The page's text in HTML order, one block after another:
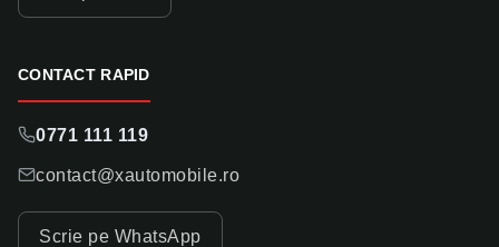
CONTACT RAPID
0771 111 119
contact@xautomobile.ro
Scrie pe WhatsApp